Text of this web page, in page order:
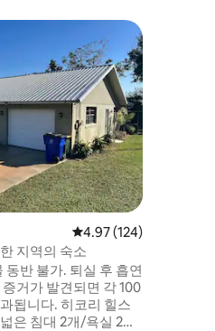
평점 4.97점(5점 만점),
4.97 (124)
지역의 숙소
동반 불가. 퇴실 후 흡연
거가 발견되면 각 100
됩니다. 히코리 힐스
은 침대 2개/욕실 2개